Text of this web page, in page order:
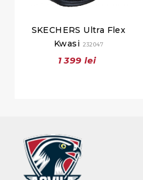
SKECHERS Ultra Flex
Kwasi 232047
1 399 lei